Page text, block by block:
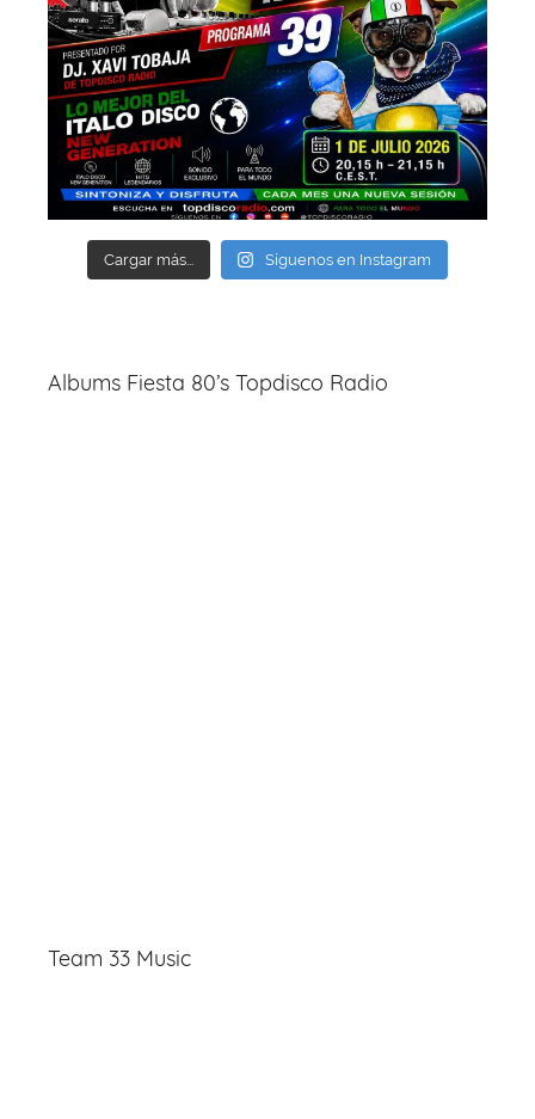
Cargar más... Síguenos en Instagram
Albums Fiesta 80’s Topdisco Radio
Team 33 Music